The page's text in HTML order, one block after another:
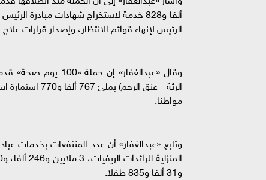
الرئيس لإنهاء قوائم الانتظار، وإصدار قرارات علاج على نفقة
وقال «عبدالغفار»
مواطنا.
و31 ألفا و835 طفلا.